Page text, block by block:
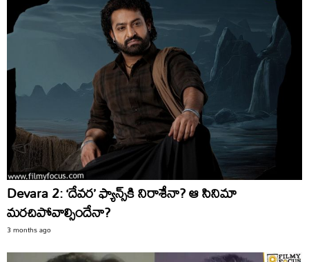
Devara 2: ‘దేవర’ ఫ్యాన్స్‌కి నిరాశేనా? ఆ సినిమా
మరచిపోవాల్సిందేనా?
3 months ago